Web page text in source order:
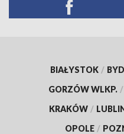
BIAŁYSTOK /
GORZÓW WLKP. /
KRAKÓW /
OPOLE /